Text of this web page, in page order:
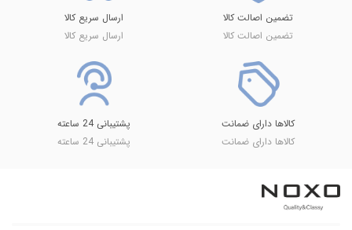
تضمین اصالت کالا
تضمین اصالت کالا
ارسال سریع کالا
ارسال سریع کالا
کالاها دارای ضمانت
کالاها دارای ضمانت
پشتیبانی 24 ساعته
پشتیبانی 24 ساعته